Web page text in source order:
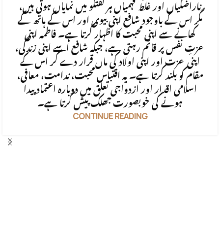
ناراضگیاں اور غلط فہمیاں ہر گفتگو میں نمایاں ہوتی ہیں،
مگر اس کے باوجود شافع اپنی بیوی اور اس کے ہاتھ کے
کھانے سے اپنی محبت کا اظہار کرتا ہے۔ فاطمہ اپنی
عزتِ نفس پر قائم رہتی ہے، جبکہ شافع اسے اپنی زندگی،
اپنی عزت اور اپنی اولاد کی ماں قرار دے کر اس کے
مقام کو بلند کرتا ہے۔ یہ اقتباس محبت، ندامت، معافی،
اسلامی اقدار اور ازدواجی تعلق میں دوبارہ اعتماد پیدا
ہونے کی خوبصورت جھلک پیش کرتا ہے۔
CONTINUE READING